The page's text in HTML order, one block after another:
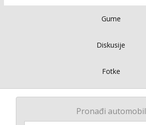
Gume
Diskusije
Fotke
Pronađi automobil